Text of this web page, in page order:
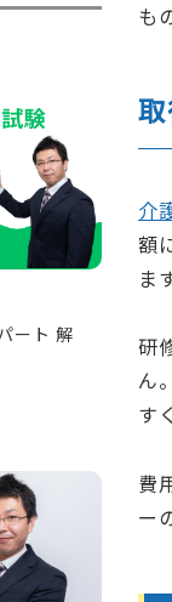
ート 解
も
介
額
ま
研
ん
す
費
ー